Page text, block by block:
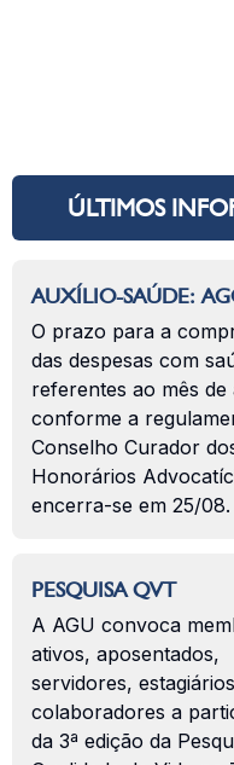
ÚLTIMOS
AUXÍLIO-SAÚDE:
O prazo para a
das despesas com
referentes ao mês de
conforme a
Conselho Curador
Honorários
encerra-se em 25/08.
PESQUISA QVT
A AGU convoca
ativos, aposentados,
servidores,
colaboradores a
da 3ª edição da